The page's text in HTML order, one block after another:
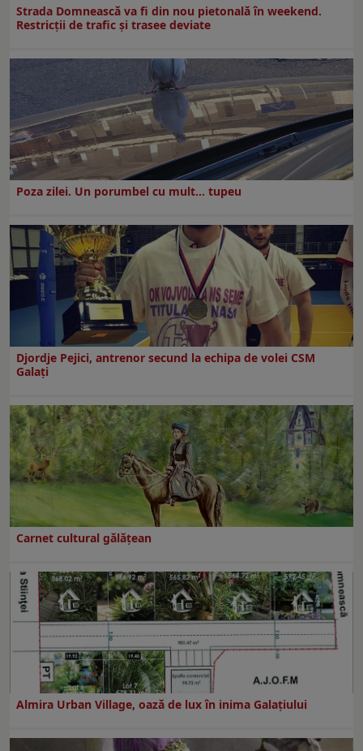
Strada Domnească va fi din nou pietonală în weekend.
Restricţii de trafic şi trasee deviate
Poza zilei. Un porumbel cu mult… tupeu
Djordje Pejici, antrenor secund la echipa de volei CSM
Galați
Carnet cultural gălăţean
Almira Urban Village, oază de lux în inima Galațiului